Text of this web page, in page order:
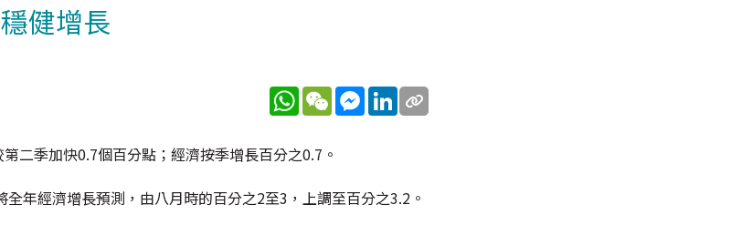
健增長
WhatsApp
WeChatMessenger
LinkedIn
二季加快0.7個百分點；經濟按季增長百分之0.7。
年經濟增長預測，由八月時的百分之2至3，上調至百分之3.2。